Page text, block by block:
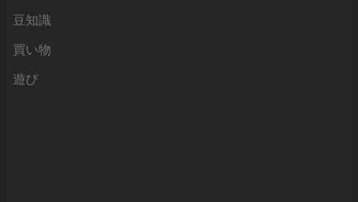
豆知識
買い物
遊び